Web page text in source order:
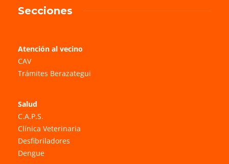
Secciones
Atención al vecino
CAV
Trámites Berazategui
Salud
C.A.P.S.
Clínica Veterinaria
Desfibriladores
Dengue